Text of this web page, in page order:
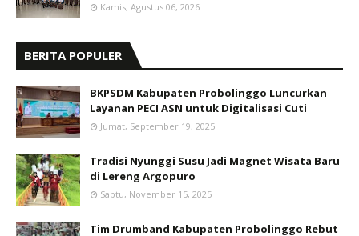
Kamis, Agustus 06, 2026
BERITA POPULER
BKPSDM Kabupaten Probolinggo Luncurkan
Layanan PECI ASN untuk Digitalisasi Cuti
Jumat, September 19, 2025
Tradisi Nyunggi Susu Jadi Magnet Wisata Baru
di Lereng Argopuro
Sabtu, November 15, 2025
Tim Drumband Kabupaten Probolinggo Rebut